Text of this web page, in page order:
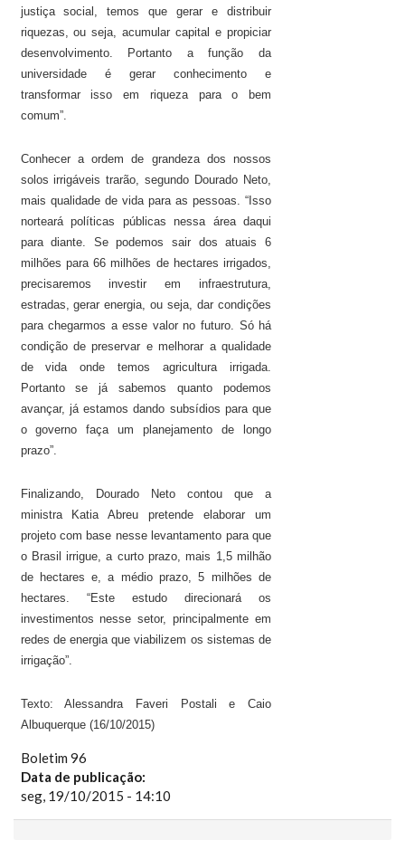
justiça social, temos que gerar e distribuir
riquezas, ou seja, acumular capital e propiciar
desenvolvimento. Portanto a função da
universidade é gerar conhecimento e
transformar isso em riqueza para o bem
comum”.
Conhecer a ordem de grandeza dos nossos
solos irrigáveis trarão, segundo Dourado Neto,
mais qualidade de vida para as pessoas. “Isso
norteará políticas públicas nessa área daqui
para diante. Se podemos sair dos atuais 6
milhões para 66 milhões de hectares irrigados,
precisaremos investir em infraestrutura,
estradas, gerar energia, ou seja, dar condições
para chegarmos a esse valor no futuro. Só há
condição de preservar e melhorar a qualidade
de vida onde temos agricultura irrigada.
Portanto se já sabemos quanto podemos
avançar, já estamos dando subsídios para que
o governo faça um planejamento de longo
prazo”.
Finalizando, Dourado Neto contou que a
ministra Katia Abreu pretende elaborar um
projeto com base nesse levantamento para que
o Brasil irrigue, a curto prazo, mais 1,5 milhão
de hectares e, a médio prazo, 5 milhões de
hectares. “Este estudo direcionará os
investimentos nesse setor, principalmente em
redes de energia que viabilizem os sistemas de
irrigação”.
Texto: Alessandra Faveri Postali e Caio
Albuquerque (16/10/2015)
Boletim 96
Data de publicação:
seg, 19/10/2015 - 14:10